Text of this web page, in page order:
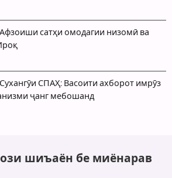
Афзоиши сатҳи омодагии низомӣ ва
Сухангӯи СПАҲ: Васоити ахборот имрӯз
ҷанг мебошанд
шиъаён бе миёнарав